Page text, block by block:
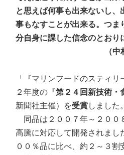
と思えば何事も出来ないし、
事もなすことが出来る。つま
分自身に課した信念のとおり
（
「『マリンフードのスティ
２年度の『第２４回新技術・
新聞社主催）を受賞しました。
同品は２００７年～２００
高騰に対応して開発されまし
００％品に比べ、約２～３割